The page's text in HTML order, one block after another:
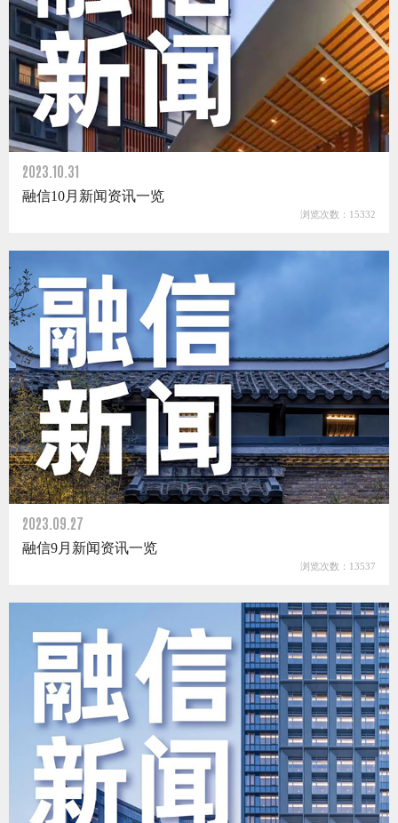
2023.10.31
融信10月新闻资讯一览
浏览次数：15332
2023.09.27
融信9月新闻资讯一览
浏览次数：13537